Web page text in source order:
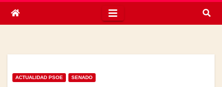
ACTUALIDAD PSOE SENADO